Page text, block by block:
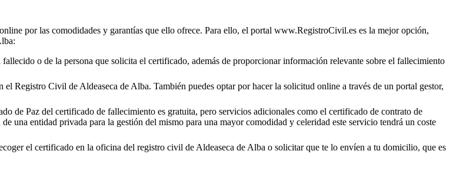
por las comodidades y garantías que ello ofrece. Para ello, el portal www.RegistroCivil.es es la mejor opción,
:
o de la persona que solicita el certificado, además de proporcionar información relevante sobre el fallecimiento
el Registro Civil de Aldeaseca de Alba. También puedes optar por hacer la solicitud online a través de un portal gestor,
de Paz del certificado de fallecimiento es gratuita, pero servicios adicionales como el certificado de contrato de
una entidad privada para la gestión del mismo para una mayor comodidad y celeridad este servicio tendrá un coste
el certificado en la oficina del registro civil deAldeaseca de Alba o solicitar que te lo envíen a tu domicilio, que es